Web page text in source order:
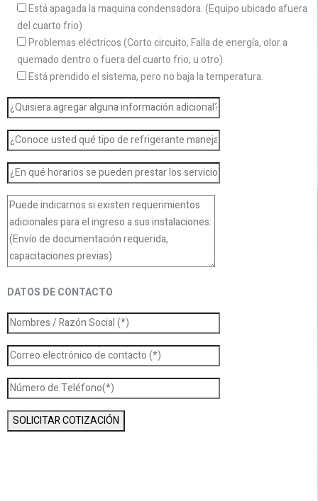
Está apagada la maquina condensadora. (Equipo ubicado afuera
del cuarto frio)
Problemas eléctricos (Corto circuito, Falla de energía, olor a
quemado dentro o fuera del cuarto frio, u otro).
Está prendido el sistema, pero no baja la temperatura.
DATOS DE CONTACTO